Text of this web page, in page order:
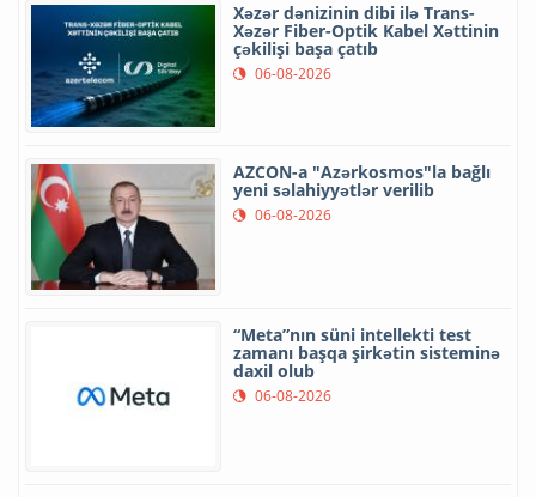
Xəzər dənizinin dibi ilə Trans-
Xəzər Fiber-Optik Kabel Xəttinin
çəkilişi başa çatıb
06-08-2026
AZCON-a "Azərkosmos"la bağlı
yeni səlahiyyətlər verilib
06-08-2026
“Meta”nın süni intellekti test
zamanı başqa şirkətin sisteminə
daxil olub
06-08-2026